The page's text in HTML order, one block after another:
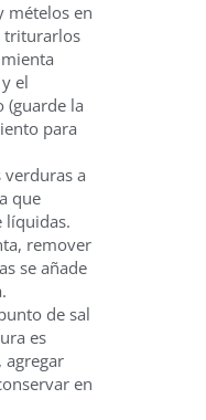
mételos en
triturarlos
el
(guarde la
para
a
que
líquidas.
remover
se añade
de sal
es
agregar
en